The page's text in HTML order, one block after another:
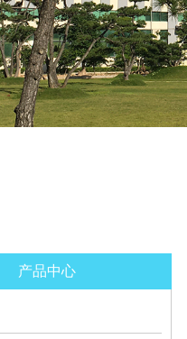
产品中心